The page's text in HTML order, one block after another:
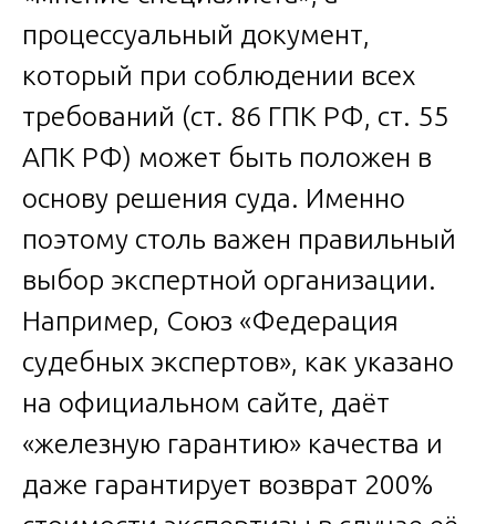
процессуальный документ,
который при соблюдении всех
требований (ст. 86 ГПК РФ, ст. 55
АПК РФ) может быть положен в
основу решения суда. Именно
поэтому столь важен правильный
выбор экспертной организации.
Например, Союз «Федерация
судебных экспертов», как указано
на официальном сайте, даёт
«железную гарантию» качества и
даже гарантирует возврат 200%